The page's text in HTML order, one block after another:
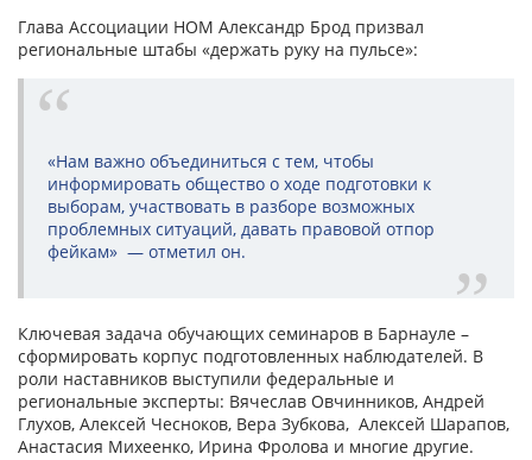
Глава Ассоциации НОМ Александр Брод призвал
региональные штабы «держать руку на пульсе»:
«Нам важно объединиться с тем, чтобы
информировать общество о ходе подготовки к
выборам, участвовать в разборе возможных
проблемных ситуаций, давать правовой отпор
фейкам» — отметил он.
Ключевая задача обучающих семинаров в Барнауле –
сформировать корпус подготовленных наблюдателей. В
роли наставников выступили федеральные и
региональные эксперты: Вячеслав Овчинников, Андрей
Глухов, Алексей Чесноков, Вера Зубкова, Алексей Шарапов,
Анастасия Михеенко, Ирина Фролова и многие другие.